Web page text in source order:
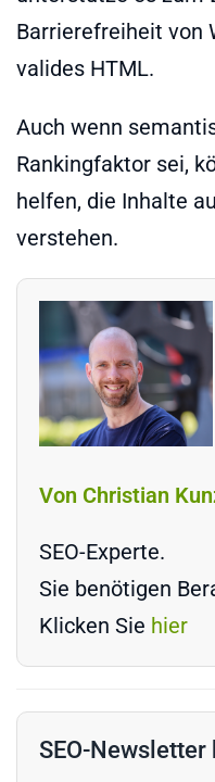
Barrierefreiheit von
valides HTML.
Auch wenn
Rankingfaktor sei,
helfen, die Inhalte
verstehen.
Von Christian
SEO-Experte.
Sie benötigen
Klicken Sie hier
SEO-Newsletter